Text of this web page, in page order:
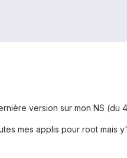
version sur mon NS (du
mes applis pour root mais